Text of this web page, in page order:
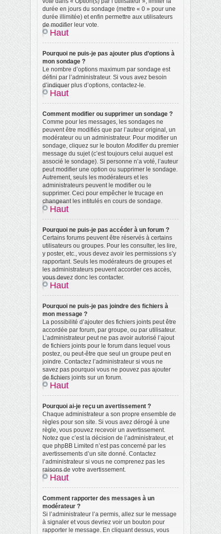
durée en jours du sondage (mettre « 0 » pour une
durée illimitée) et enfin permettre aux utilisateurs
de modifier leur vote.
Haut
Pourquoi ne puis-je pas ajouter plus d’options à
mon sondage ?
Le nombre d’options maximum par sondage est
défini par l’administrateur. Si vous avez besoin
d’indiquer plus d’options, contactez-le.
Haut
Comment modifier ou supprimer un sondage ?
Comme pour les messages, les sondages ne
peuvent être modifiés que par l’auteur original, un
modérateur ou un administrateur. Pour modifier un
sondage, cliquez sur le bouton Modifierdu premier
message du sujet (c’est toujours celui auquel est
associé le sondage). Si personne n’a voté, l’auteur
peut modifier une option ou supprimer le sondage.
Autrement, seuls les modérateurs et les
administrateurs peuvent le modifier ou le
supprimer. Ceci pour empêcher le trucage en
changeant les intitulés en cours de sondage.
Haut
Pourquoi ne puis-je pas accéder à un forum ?
Certains forums peuvent être réservés à certains
utilisateurs ou groupes. Pour les consulter, les lire,
y poster, etc., vous devez avoir les permissions s’y
rapportant. Seuls les modérateurs de groupes et
les administrateurs peuvent accorder ces accès,
vous devez donc les contacter.
Haut
Pourquoi ne puis-je pas joindre des fichiers à
mon message ?
La possibilité d’ajouter des fichiers joints peut être
accordée par forum, par groupe, ou par utilisateur.
L’administrateur peut ne pas avoir autorisé l’ajout
de fichiers joints pour le forum dans lequel vous
postez, ou peut-être que seul un groupe peut en
joindre. Contactez l’administrateur si vous ne
savez pas pourquoi vous ne pouvez pas ajouter
de fichiers joints sur un forum.
Haut
Pourquoi ai-je reçu un avertissement ?
Chaque administrateur a son propre ensemble de
règles pour son site. Si vous avez dérogé à une
règle, vous pouvez recevoir un avertissement.
Notez que c’est la décision de l’administrateur, et
que phpBB Limited n’est pas concerné par les
avertissements d’un site donné. Contactez
l’administrateur si vous ne comprenez pas les
raisons de votre avertissement.
Haut
Comment rapporter des messages à un
modérateur ?
Si l’administrateur l’a permis, allez sur le message
à signaler et vous devriez voir un bouton pour
rapporter le message. En cliquant dessus, vous